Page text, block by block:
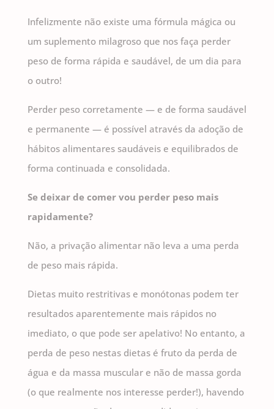
Infelizmente não existe uma fórmula mágica ou
um suplemento milagroso que nos faça perder
peso de forma rápida e saudável, de um dia para
o outro!
Perder peso corretamente — e de forma saudável
e permanente — é possível através da adoção de
hábitos alimentares saudáveis e equilibrados de
forma continuada e consolidada.
Se deixar de comer vou perder peso mais
rapidamente?
Não, a privação alimentar não leva a uma perda
de peso mais rápida.
Dietas muito restritivas e monótonas podem ter
resultados aparentemente mais rápidos no
imediato, o que pode ser apelativo! No entanto, a
perda de peso nestas dietas é fruto da perda de
água e da massa muscular e não de massa gorda
(o que realmente nos interesse perder!), havendo